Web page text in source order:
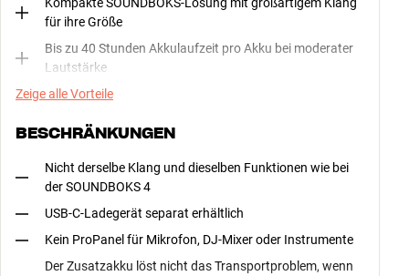
Kompakte SOUNDBOKS-Lösung mit großartigem Klang
für ihre Größe
Bis zu 40 Stunden Akkulaufzeit pro Akku bei moderater
Lautstärke
Zeige alle Vorteile
BESCHRÄNKUNGEN
Nicht derselbe Klang und dieselben Funktionen wie bei
der SOUNDBOKS 4
USB-C-Ladegerät separat erhältlich
Kein ProPanel für Mikrofon, DJ-Mixer oder Instrumente
Der Zusatzakku löst nicht das Transportproblem, wenn